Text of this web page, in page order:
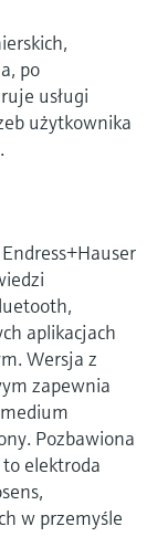
po
usługi
użytkownika
aplikacjach
Wersja z
zapewnia
Pozbawiona
to elektroda
w przemyśle